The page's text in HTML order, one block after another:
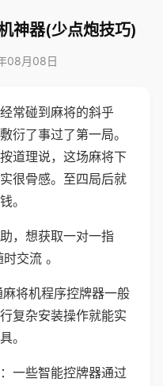
神器(少点炮技巧)
08月08日
常碰到麻将的斜乎
衍了事过了第一局。
道理说，这场麻将下
很骨感。至四局后就
。
，想获取一对一指
交流 。
将机程序控牌器一般
复杂安装操作就能实
。
一些智能控牌器通过